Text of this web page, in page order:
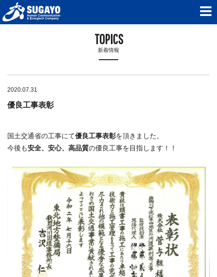
TOPICS
新着情報
2020.07.31
優良工事表彰
国土交通省の工事にて優良工事表彰を頂きました。
今後も安全、安心、高品質の優良工事を目指します！！